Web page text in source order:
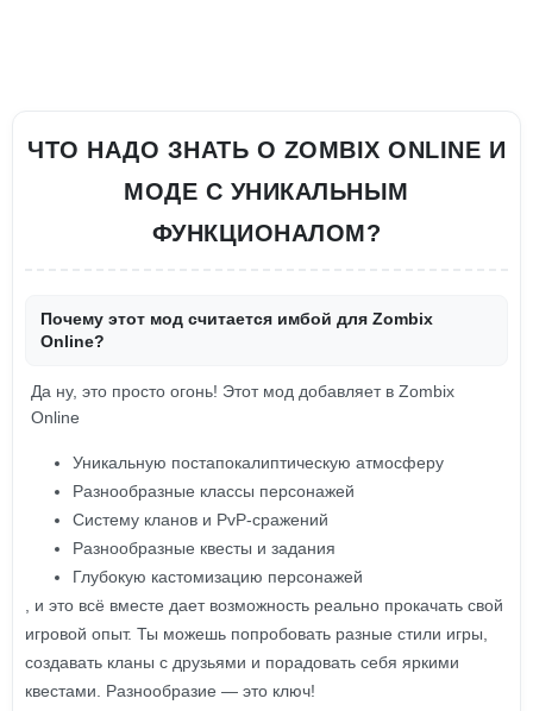
ЧТО НАДО ЗНАТЬ О ZOMBIX ONLINE И
МОДЕ С УНИКАЛЬНЫМ
ФУНКЦИОНАЛОМ?
Почему этот мод считается имбой для Zombix
Online?
Да ну, это просто огонь! Этот мод добавляет в Zombix
Online
Уникальную постапокалиптическую атмосферу
Разнообразные классы персонажей
Систему кланов и PvP-сражений
Разнообразные квесты и задания
Глубокую кастомизацию персонажей
, и это всё вместе дает возможность реально прокачать свой
игровой опыт. Ты можешь попробовать разные стили игры,
создавать кланы с друзьями и порадовать себя яркими
квестами. Разнообразие — это ключ!